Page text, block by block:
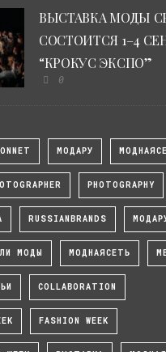
ВЫСТАВКА МОДЫ
СОСТОИТСЯ 1–4
“КРОКУС ЭКСПО”
0
МОДАРУ
PHOTOGRAPHY
RUSSIANBRANDS
МОДЫ МОДНАЯСЕТЬ
COLLABORATION
FASHION WEEK